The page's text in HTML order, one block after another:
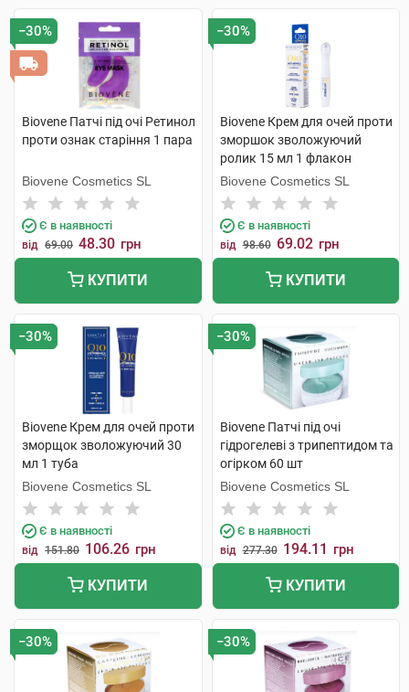
−30%
Biovene Патчі під очі Ретинол
проти ознак старіння 1 пара
Biovene Cosmetics SL
Є в наявності
від 69.00 48.30 грн
КУПИТИ
−30%
Biovene Крем для очей проти
зморшок зволожуючий
ролик 15 мл 1 флакон
Biovene Cosmetics SL
Є в наявності
від 98.60 69.02 грн
КУПИТИ
−30%
Biovene Крем для очей проти
зморщок зволожуючий 30
мл 1 туба
Biovene Cosmetics SL
Є в наявності
від 151.80 106.26 грн
КУПИТИ
−30%
Biovene Патчі під очі
гідрогелеві з трипептидом та
огірком 60 шт
Biovene Cosmetics SL
Є в наявності
від 277.30 194.11 грн
КУПИТИ
−30% −30%